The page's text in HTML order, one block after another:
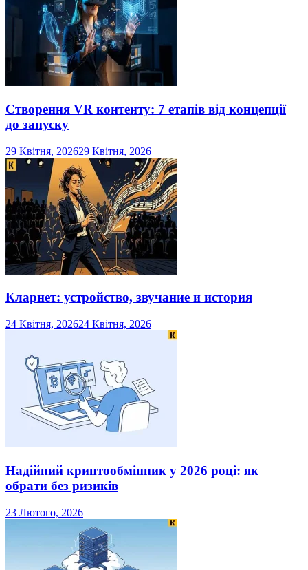
Створення VR контенту: 7 етапів від концепції
до запуску
29 Квітня, 202629 Квітня, 2026
Кларнет: устройство, звучание и история
24 Квітня, 202624 Квітня, 2026
Надійний криптообмінник у 2026 році: як
обрати без ризиків
23 Лютого, 2026